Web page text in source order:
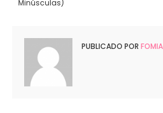
Minúsculas)
PUBLICADO POR